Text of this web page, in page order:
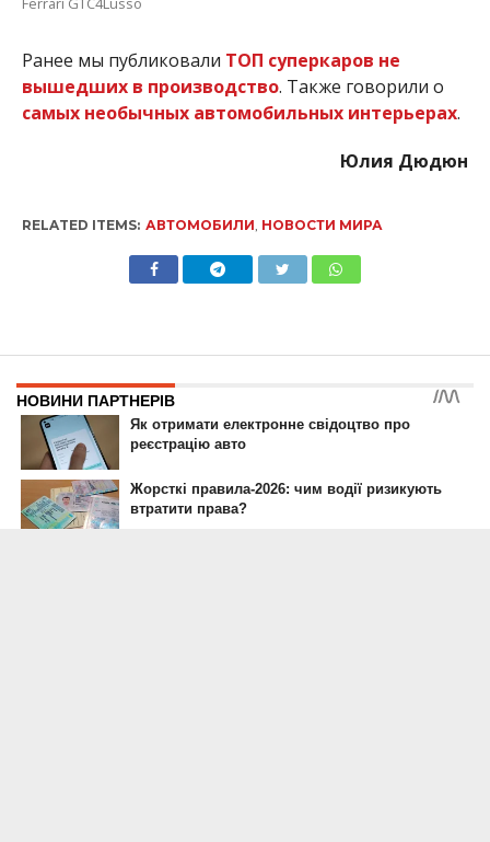
Ранее мы публиковали ТОП суперкаров не
вышедших в производство. Также говорили о
самых необычных автомобильных интерьерах.
Юлия Дюдюн
RELATED ITEMS: АВТОМОБИЛИ, НОВОСТИ МИРА